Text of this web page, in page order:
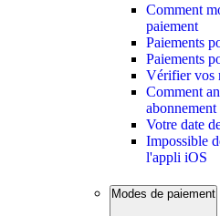
Comment
paiement
Paiements
Paiements
Vérifier vos
Comment
Votre date
Impossible
l'appli iOS
Modes de paiement